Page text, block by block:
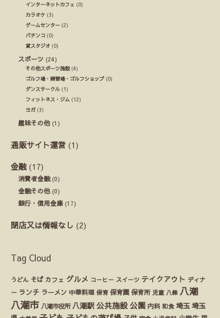
インターネットカフェ (0)
カラオケ (3)
ゲームセンター (2)
パチンコ (0)
貸スタジオ (0)
スポーツ (24)
その他スポーツ施設(4)
ゴルフ場・練習場・ゴルフショップ(0)
ダンスサークル (1)
フィットネス・ジム (12)
ヨガ (3)
趣味その他 (1)
通販サイト運営 (1)
金融 (17)
消費者金融(0)
金融その他 (0)
銀行・信用金庫 (17)
閉店又は情報なし (2)
Tag Cloud
うどん そば カフェ グルメ コーヒー スイーツ テイクアウト ディナ
ー ランチ ラーメン 中華料理 保育 保育園 保育所 児童 八條 八潮
八潮市 八潮市役所 八潮駅 公共施設 公園 内科 和食 埼玉 埼玉